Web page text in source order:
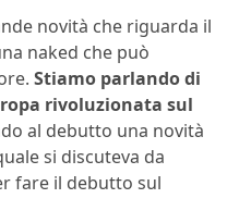
novità che riguarda il
naked che può
Stiamo parlando di
rivoluzionata sul
al debutto una novità
si discuteva da
fare il debutto sul